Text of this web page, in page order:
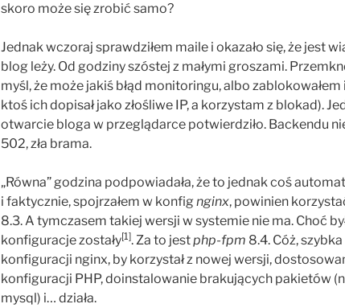
skoro może się zrobić samo?
Jednak wczoraj sprawdziłem maile i okazało się, że jest
blog leży. Od godziny szóstej z małymi groszami.
myśl, że może jakiś błąd monitoringu, albo zablokowałem
ktoś ich dopisał jako złośliwe IP, a korzystam z blokad).
otwarcie bloga w przeglądarce potwierdziło. Backendu
502, zła brama.
„Równa” godzina podpowiadała, że to jednak coś
i faktycznie, spojrzałem w konfig nginx, powinien
8.3. A tymczasem takiej wersji w systemie nie ma. Choć
konfiguracje zostały[1]. Za to jestphp-fpm 8.4. Cóż,
konfiguracji nginx, by korzystał z nowej wersji,
konfiguracji PHP, doinstalowanie brakujących pakietów
mysql) i… działa.